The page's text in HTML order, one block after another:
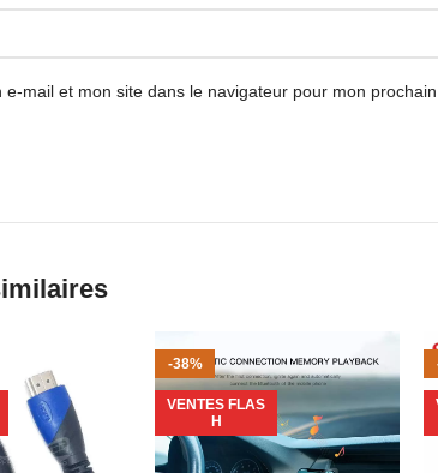
mail et mon site dans le navigateur pour mon
-38%
VENTES FLAS
H